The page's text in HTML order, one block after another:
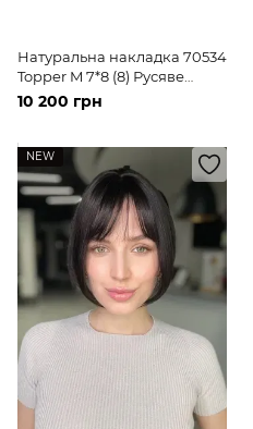
Натуральна накладка 70534
Topper M 7*8 (8) Русяве
волосся середньої довжини
10 200 грн
NEW